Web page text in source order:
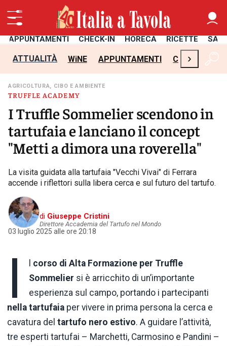
APPUNTAMENTI CHECK-IN HORECA RICETTE
ATTUALITÀ WiNE APPUNTAMENTI CHECK-IN
›
TRUFFLE ACADEMY
AGRICOLTURA, CIBO E AMBIENTE
I Truffle Sommelier scendono in
tartufaia e lanciano il concept
"Metti a dimora una roverella"
La visita guidata alla tartufaia "Vecchi Vivai" di Ferrara
accende i riflettori sulla libera cerca e sul futuro del tartufo.
di Giuseppe Cristini
Direttore Accademia del Tartufo nel Mondo
03 luglio 2025 alle ore 20:18
I
corso di Alta Formazione per Truffle
Sommelier si è arricchito di un’importante
esperienza sul campo, portando i partecipanti
nella tartufaia per vivere in prima persona la cerca e
cavatura del tartufo nero estivo. A guidare l’attività,
tre esperti tartufai – Marchetti, Carmosino e Pandini –